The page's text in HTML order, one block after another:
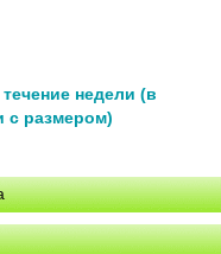
недели (в
с размером)